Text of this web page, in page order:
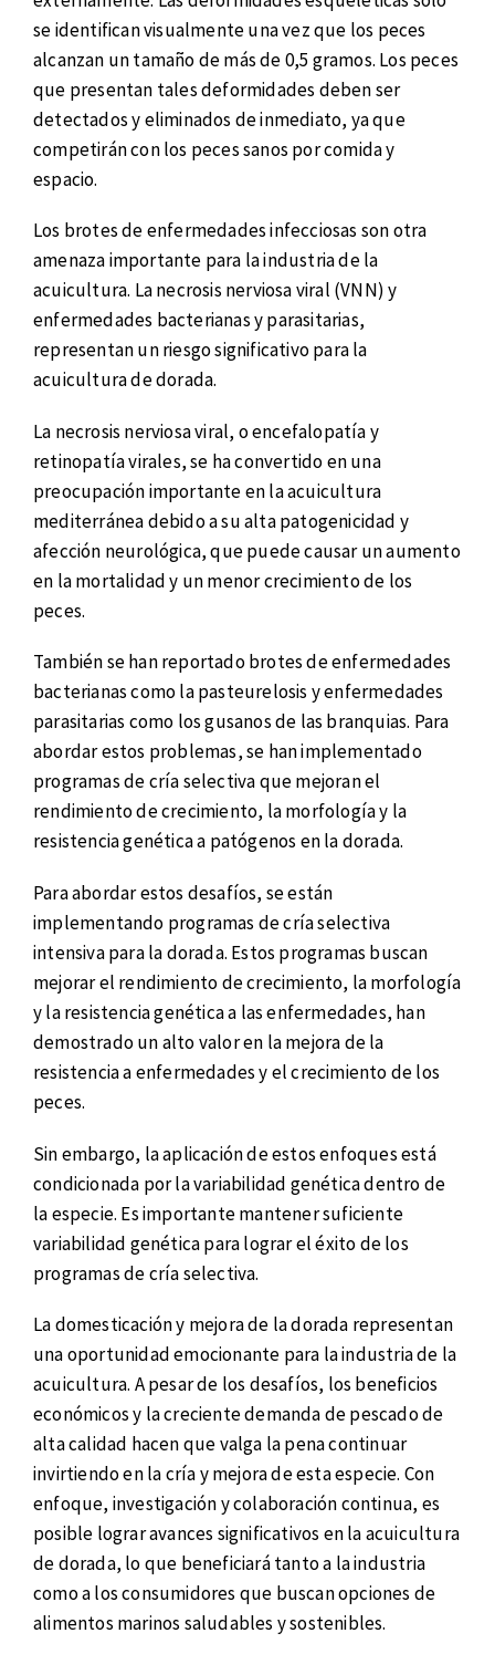
se identifican visualmente una vez que los peces
alcanzan un tamaño de más de 0,5 gramos. Los peces
que presentan tales deformidades deben ser
detectados y eliminados de inmediato, ya que
competirán con los peces sanos por comida y
espacio.
Los brotes de enfermedades infecciosas son otra
amenaza importante para la industria de la
acuicultura. La necrosis nerviosa viral (VNN) y
enfermedades bacterianas y parasitarias,
representan un riesgo significativo para la
acuicultura de dorada.
La necrosis nerviosa viral, o encefalopatía y
retinopatía virales, se ha convertido en una
preocupación importante en la acuicultura
mediterránea debido a su alta patogenicidad y
afección neurológica, que puede causar un aumento
en la mortalidad y un menor crecimiento de los
peces.
También se han reportado brotes de enfermedades
bacterianas como la pasteurelosis y enfermedades
parasitarias como los gusanos de las branquias. Para
abordar estos problemas, se han implementado
programas de cría selectiva que mejoran el
rendimiento de crecimiento, la morfología y la
resistencia genética a patógenos en la dorada.
Para abordar estos desafíos, se están
implementando programas de cría selectiva
intensiva para la dorada. Estos programas buscan
mejorar el rendimiento de crecimiento, la morfología
y la resistencia genética a las enfermedades, han
demostrado un alto valor en la mejora de la
resistencia a enfermedades y el crecimiento de los
peces.
Sin embargo, la aplicación de estos enfoques está
condicionada por la variabilidad genética dentro de
la especie. Es importante mantener suficiente
variabilidad genética para lograr el éxito de los
programas de cría selectiva.
La domesticación y mejora de la dorada representan
una oportunidad emocionante para la industria de la
acuicultura. A pesar de los desafíos, los beneficios
económicos y la creciente demanda de pescado de
alta calidad hacen que valga la pena continuar
invirtiendo en la cría y mejora de esta especie. Con
enfoque, investigación y colaboración continua, es
posible lograr avances significativos en la acuicultura
de dorada, lo que beneficiará tanto a la industria
como a los consumidores que buscan opciones de
alimentos marinos saludables y sostenibles.